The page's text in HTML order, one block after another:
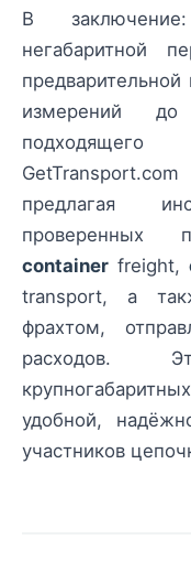
В
негабаритной
измерений
подходящего
предлагая
проверенных
container freight,
transport, а
фрахтом,
расходов.
удобной,
участников